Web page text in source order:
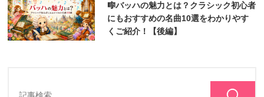
🎼バッハの魅力とは？クラシック初心者
にもおすすめの名曲10選をわかりやす
くご紹介！【後編】